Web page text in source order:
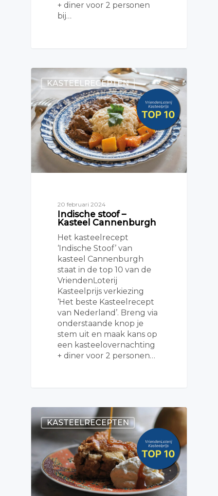
+ diner voor 2 personen
bij…
KASTEELRECEPTEN
20 februari 2024
Indische stoof –
Kasteel Cannenburgh
Het kasteelrecept
‘Indische Stoof’ van
kasteel Cannenburgh
staat in de top 10 van de
VriendenLoterij
Kasteelprijs verkiezing
‘Het beste Kasteelrecept
van Nederland’. Breng via
onderstaande knop je
stem uit en maak kans op
een kasteelovernachting
+ diner voor 2 personen…
KASTEELRECEPTEN